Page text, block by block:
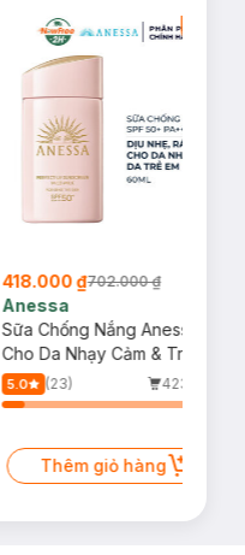
418.000 ₫702.000 ₫
Anessa
Sữa Chống Nắng Anessa
Cho Da Nhạy Cảm & Trẻ Em
60ml (Mới)
5.0 (23)
423/tháng
Thêm giỏ hàng